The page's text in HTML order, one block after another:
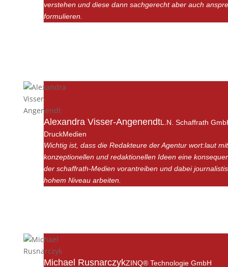
verstehen und diese dann sachgerecht aber auch
formulieren.
Alexandra Visser-AngenendtL.N. Schaffrath
DruckMedien
Wichtig ist, dass die Redakteure der Agentur wort:laut
konzeptionellen und redaktionellen Ideen eine
der schaffrath-Medien vorantreiben und dabei
hohem Niveau arbeiten.
Michael RusnarczykZINQ® Technologie GmbH